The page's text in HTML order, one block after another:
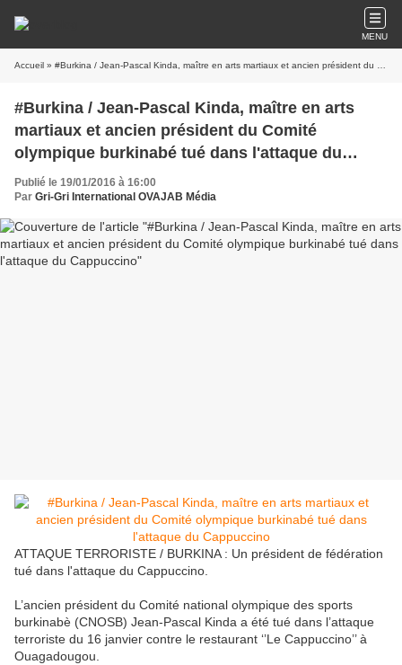
MENU
Accueil » #Burkina / Jean-Pascal Kinda, maître en arts martiaux et ancien président du Comité olympique burkinabé tué dans l'attaque du Cappuccino
#Burkina / Jean-Pascal Kinda, maître en arts
martiaux et ancien président du Comité
olympique burkinabé tué dans l'attaque du
Cappuccino
Publié le 19/01/2016 à 16:00
Par Gri-Gri International OVAJAB Média
ATTAQUE TERRORISTE / BURKINA : Un président de fédération
tué dans l'attaque du Cappuccino.
L’ancien président du Comité national olympique des sports
burkinabè (CNOSB) Jean-Pascal Kinda a été tué dans l’attaque
terroriste du 16 janvier contre le restaurant ‘’Le Cappuccino’’ à
Ouagadougou.